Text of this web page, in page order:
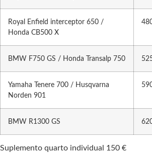
Royal Enfield interceptor 650 /
Honda CB500 X
BMW F750 GS / Honda Transalp 750
Yamaha Tenere 700 / Husqvarna
Norden 901
BMW R1300 GS
Suplemento quarto individual 150 €